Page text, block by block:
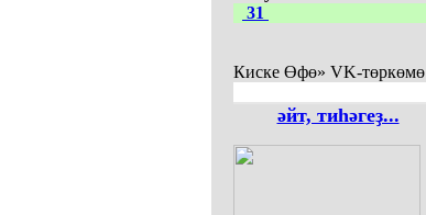
31
Киске Өфө» VK-төркөмө
әйт, тиһәгеҙ...